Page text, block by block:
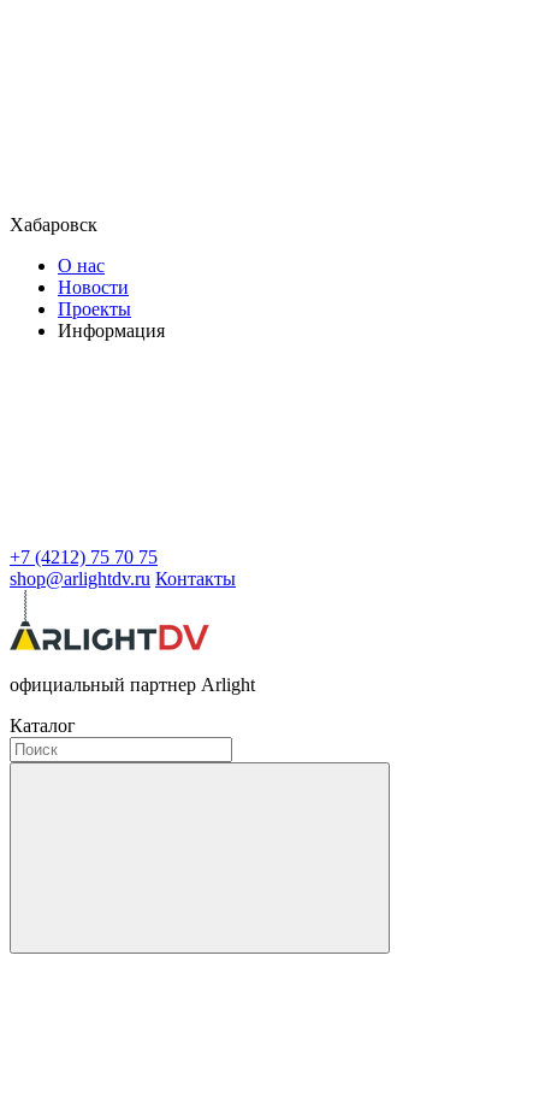
Хабаровск
О нас
Новости
Проекты
Информация
+7 (4212) 75 70 75
shop@arlightdv.ru Контакты
официальный партнер Arlight
Каталог